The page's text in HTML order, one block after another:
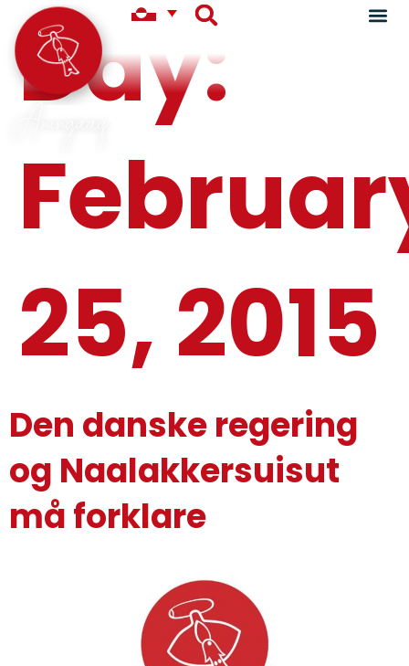
Day:
25, 2015
Den danske regering
og Naalakkersuisut
må forklare